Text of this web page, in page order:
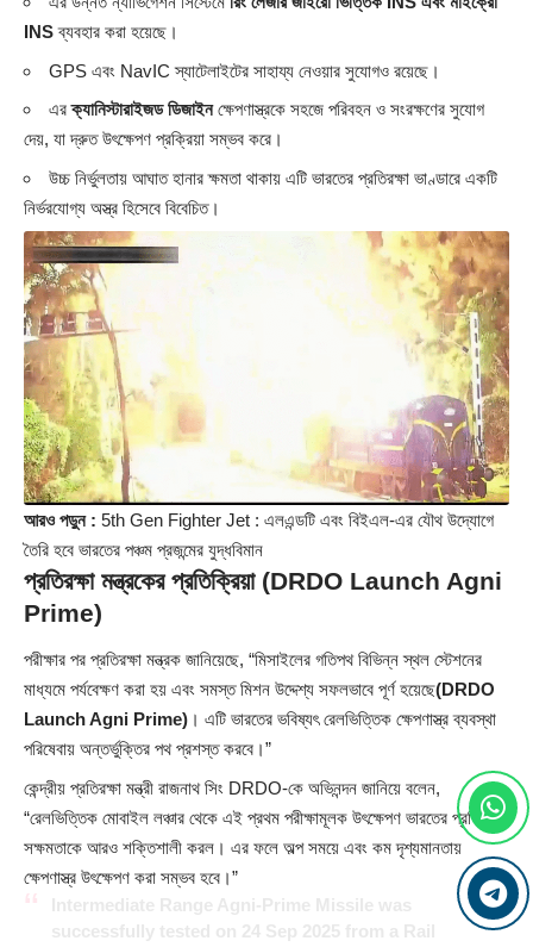
INSব্যবহার করা হয়েছে।
GPS এবং NavIC স্যাটেলাইটের সাহায্য নেওয়ার সুযোগও রয়েছে।
এরক্যানিস্টারাইজড ডিজাইনক্ষেপণাস্ত্রকে সহজে পরিবহন ও সংরক্ষণের সুযোগ
দেয়, যা দ্রুত উৎক্ষেপণ প্রক্রিয়া সম্ভব করে।
উচ্চ নির্ভুলতায় আঘাত হানার ক্ষমতা থাকায় এটি ভারতের প্রতিরক্ষা ভাণ্ডারে একটি
নির্ভরযোগ্য অস্ত্র হিসেবে বিবেচিত।
আরও পড়ুন : 5th Gen Fighter Jet : এলএন্ডটি এবং বিইএল-এর যৌথ উদ্যোগে
তৈরি হবে ভারতের পঞ্চম প্রজন্মের যুদ্ধবিমান
প্রতিরক্ষা মন্ত্রকের প্রতিক্রিয়া (DRDO Launch Agni
Prime)
পরীক্ষার পর প্রতিরক্ষা মন্ত্রক জানিয়েছে, “মিসাইলের গতিপথ বিভিন্ন স্থল স্টেশনের
মাধ্যমে পর্যবেক্ষণ করা হয় এবং সমস্ত মিশন উদ্দেশ্য সফলভাবে পূর্ণ হয়েছে(DRDO
Launch Agni Prime) । এটি ভারতের ভবিষ্যৎ রেলভিত্তিক ক্ষেপণাস্ত্র ব্যবস্থা
পরিষেবায় অন্তর্ভুক্তির পথ প্রশস্ত করবে।”
কেন্দ্রীয় প্রতিরক্ষা মন্ত্রী রাজনাথ সিং DRDO-কে অভিনন্দন জানিয়ে বলেন,
“রেলভিত্তিক মোবাইল লঞ্চার থেকে এই প্রথম পরীক্ষামূলক উৎক্ষেপণ ভারতের প্রতিরক্ষা
সক্ষমতাকে আরও শক্তিশালী করল। এর ফলে অল্প সময়ে এবং কম দৃশ্যমানতায়
ক্ষেপণাস্ত্র উৎক্ষেপণ করা সম্ভব হবে।”